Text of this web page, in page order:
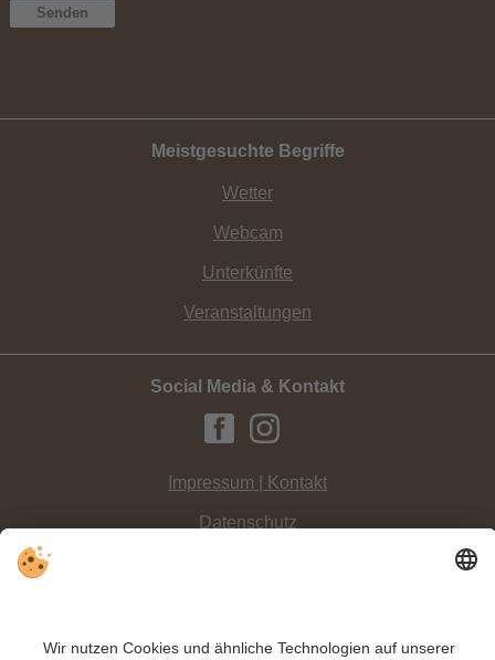
Meistgesuchte Begriffe
Wetter
Webcam
Unterkünfte
Veranstaltungen
Social Media & Kontakt
Impressum | Kontakt
Datenschutz